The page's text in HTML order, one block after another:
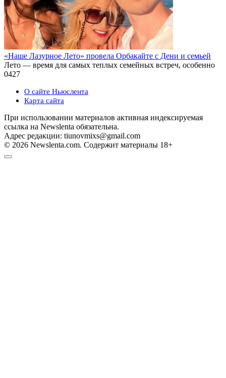
«Наше Лазурное Лето» провела Орбакайте с Дени и семьей
Лето — время для самых теплых семейных встреч, особенно
0427
О сайте Ньюслента
Карта сайта
При использовании материалов активная индексируемая
ссылка на Newslenta обязательна.
Адрес редакции: tiunovmixs@gmail.com
© 2026 Newslenta.com. Содержит материалы 18+